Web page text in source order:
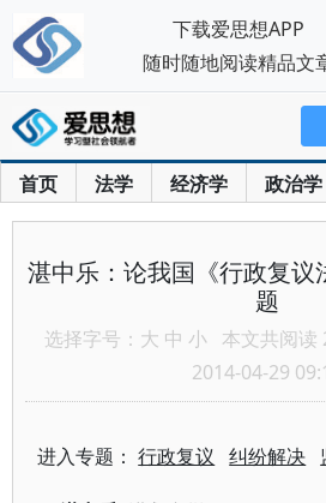
首页 法学 经济学 政治学
湛中乐：论我国《行政复议
题
选择字号： 大 中 小 本文共阅读
2014-04-29
进入专题：行政复议 纠纷解决
下载爱思想APP
随时随地阅读精品文